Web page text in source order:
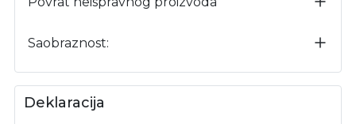
Saobraznost:
Deklaracija